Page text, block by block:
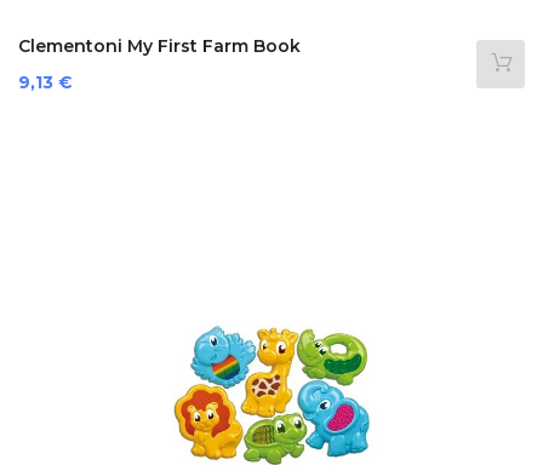
Clementoni My First Farm Book
Prezzo
9,13 €